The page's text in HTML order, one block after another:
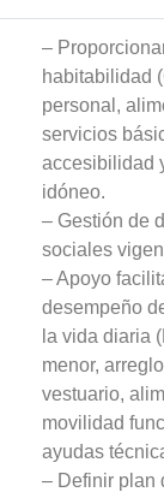
–
habitabilidad
personal,
servicios
accesibilidad
idóneo.
– Gestión de
sociales
– Apoyo
desempeño
la vida diaria
menor,
vestuario,
movilidad
ayudas
– Definir plan